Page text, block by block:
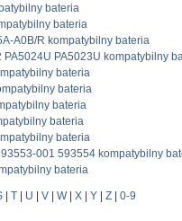
bateria
bateria
A0B/R kompatybilny bateria
PA5023U kompatybilny
bateria
bateria
bateria
bateria
bateria
001 593554 kompatybilny
bateria
T U V W| X Y Z 0-9